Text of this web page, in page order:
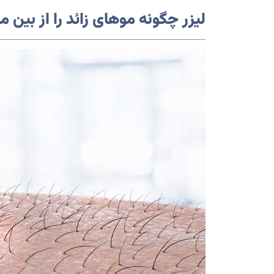
لیزر چگونه موهای زائد را از بین